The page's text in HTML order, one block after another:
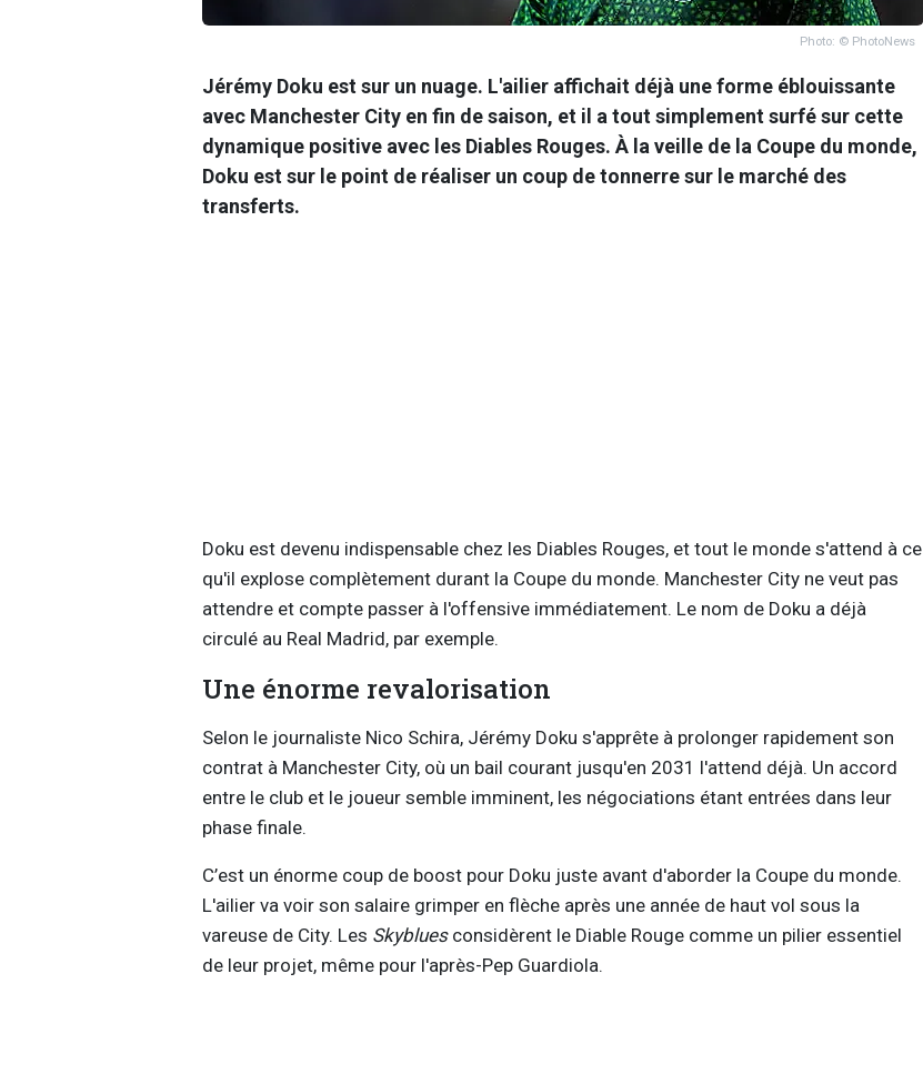
Photo: © PhotoNews
Jérémy Doku est sur un nuage. L'ailier affichait déjà une forme éblouissante
avec Manchester City en fin de saison, et il a tout simplement surfé sur cette
dynamique positive avec les Diables Rouges. À la veille de la Coupe du monde,
Doku est sur le point de réaliser un coup de tonnerre sur le marché des
transferts.
Doku est devenu indispensable chez les Diables Rouges, et tout le monde s'attend à ce
qu'il explose complètement durant la Coupe du monde. Manchester City ne veut pas
attendre et compte passer à l'offensive immédiatement. Le nom de Doku a déjà
circulé au Real Madrid, par exemple.
Une énorme revalorisation
Selon le journaliste Nico Schira, Jérémy Doku s'apprête à prolonger rapidement son
contrat à Manchester City, où un bail courant jusqu'en 2031 l'attend déjà. Un accord
entre le club et le joueur semble imminent, les négociations étant entrées dans leur
phase finale.
C’est un énorme coup de boost pour Doku juste avant d'aborder la Coupe du monde.
L'ailier va voir son salaire grimper en flèche après une année de haut vol sous la
vareuse de City. Les Skybluesconsidèrent le Diable Rouge comme un pilier essentiel
de leur projet, même pour l'après-Pep Guardiola.